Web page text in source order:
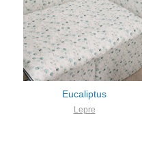
Eucaliptus
Lepre